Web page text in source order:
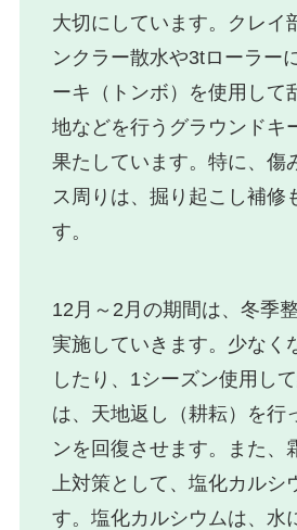
大切にしています。クレイ
ンクラー散水や3tローラー
ーキ（トンボ）を使用して
地などを行うグラウンドキ
果たしています。特に、傷
ス周りは、掘り起こし補修
す。
12月～2月の期間は、冬季
実施していきます。少なく
したり、1シーズン使用し
は、天地返し（耕耘）を行
ンを回復させます。また、
上対策として、塩化カルシ
す。塩化カルシウムは、水